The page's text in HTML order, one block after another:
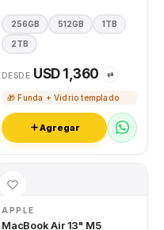
256GB 512GB 1TB
2TB
DESDE USD 1,360 ⇄
🎁 Funda + Vidrio templado
Agregar
APPLE
MacBook Air 13" M5